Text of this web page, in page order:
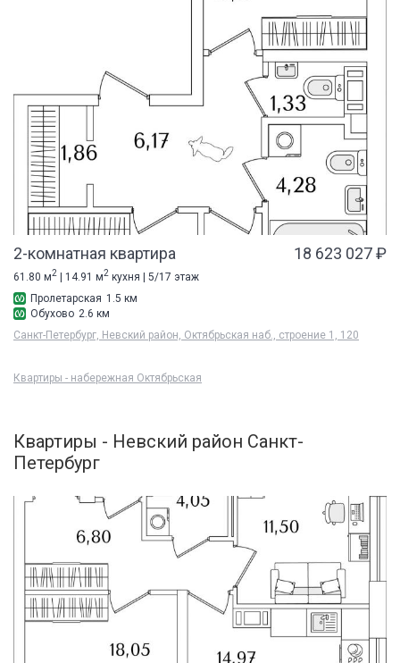
2-комнатная квартира 18 623 027 ₽
61.80 м2 | 14.91 м2 кухня | 5/17 этаж
Пролетарская 1.5 км
Обухово 2.6 км
Санкт-Петербург, Невский район, Октябрьская наб., строение 1, 120
Квартиры - набережная Октябрьская
Квартиры - Невский район Санкт-
Петербург